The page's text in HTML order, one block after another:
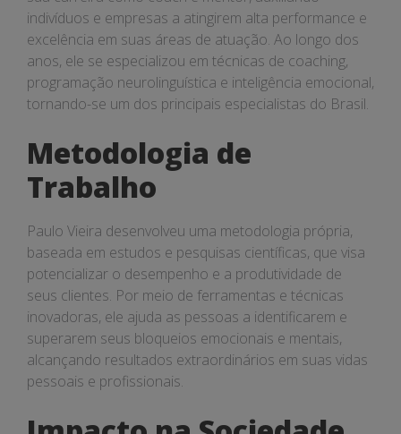
indivíduos e empresas a atingirem alta performance e
excelência em suas áreas de atuação. Ao longo dos
anos, ele se especializou em técnicas de coaching,
programação neurolinguística e inteligência emocional,
tornando-se um dos principais especialistas do Brasil.
Metodologia de
Trabalho
Paulo Vieira desenvolveu uma metodologia própria,
baseada em estudos e pesquisas científicas, que visa
potencializar o desempenho e a produtividade de
seus clientes. Por meio de ferramentas e técnicas
inovadoras, ele ajuda as pessoas a identificarem e
superarem seus bloqueios emocionais e mentais,
alcançando resultados extraordinários em suas vidas
pessoais e profissionais.